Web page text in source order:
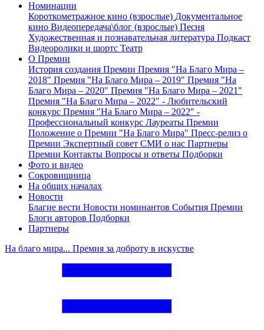
Номинации
Короткометражное кино (взрослые) Документальное
кино Видеопередача\блог (взрослые) Песня
Художественная и познавательная литература Подкаст
Видеоролики и шортс Театр
О Премии
История создания Премии Премия "На Благо Мира –
2018" Премия "На Благо Мира – 2019" Премия "На
Благо Мира – 2020" Премия "На Благо Мира – 2021"
Премия "На Благо Мира – 2022" - Любительский
конкурс Премия "На Благо Мира – 2022" -
Профессиональный конкурс Лауреаты Премии
Положение о Премии "На Благо Мира" Пресс-релиз о
Премии Экспертный совет СМИ о нас Партнеры
Премии Контакты Вопросы и ответы Подборки
Фото и видео
Сокровищница
На общих началах
Новости
Благие вести Новости номинантов События Премии
Блоги авторов Подборки
Партнеры
На благо мира... Премия за доброту в искустве